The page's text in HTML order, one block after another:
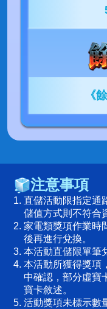
《
注意事項
直儲活動限指定通
儲值方式則不符合
家電類獎項作業時
後再進行兌換。
本活動直儲限單筆
本活動所獲得獎項
中確認，部分虛寶
寶卡敘述。
活動獎項未標示數